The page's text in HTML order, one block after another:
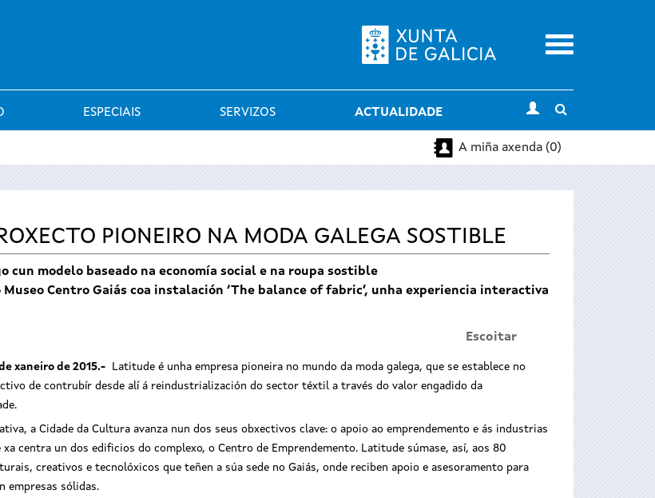
Menu
ESPECIAIS SERVIZOS ACTUALIDADE
search
A miña axenda (0)
PIONEIRO NA MODA GALEGA SOSTIBLE
modelo baseado na economía social e na roupa sostible
Centro Gaiás coa instalación ‘The balance of fabric’, unha experiencia interactiva
Escoitar
xaneiro de 2015.- Latitude é unha empresa pioneira no mundo da moda galega, que se establece no
de contrubír desde alí á reindustrialización do sector téxtil a través do valor engadido da
a Cidade da Cultura avanza nun dos seus obxectivos clave: o apoio ao emprendemento e ás industrias
xa centra un dos edificios do complexo, o Centro de Emprendemento. Latitude súmase, así, aos 80
creativos e tecnolóxicos que teñen a súa sede no Gaiás, onde reciben apoio e asesoramento para
empresas sólidas.